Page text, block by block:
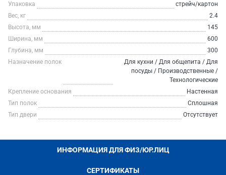
Упаковка
стрейч/картон
Вес, кг
2.4
Высота, мм
145
Ширина, мм
600
Глубина, мм
300
Назначение полок
Для кухни / Для общепита / Для
посуды / Производственные /
Технологические
Крепление основания
Настенная
Тип полок
Сплошная
Тип двери
Отсутствует
ИНФОРМАЦИЯ ДЛЯ ФИЗ/ЮР.ЛИЦ
СЕРТИФИКАТЫ